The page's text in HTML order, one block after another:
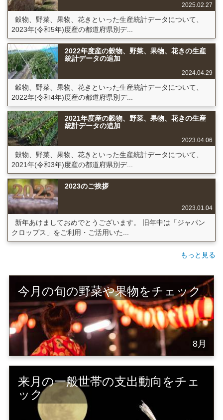
2025.02.27
穀物、野菜、果物、花きといった生産統計データについて、
2023年(令和5年)度産の都道府県別デ...
2022年度産の穀物、野菜、果物、花きの生産
統計データの追加
2024.04.29
穀物、野菜、果物、花きといった生産統計データについて、
2022年(令和4年)度産の都道府県別デ...
2021年度産の穀物、野菜、果物、花きの生産
統計データの追加
2023.04.06
穀物、野菜、果物、花きといった生産統計データについて、
2021年(令和3年)度産の都道府県別デ...
2023のご挨拶
2023.01.04
新年あけましておめでとうございます。 旧年中は「ジャパン
クロップス」をご利用・ご活用いた...
もっと見る
今月の旬の野菜や果物をチェック
8月
来月の一般世帯の支出動向をチェ
ック